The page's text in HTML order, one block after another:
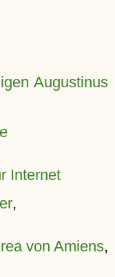
Augustinus
Internet
,
von Amiens,